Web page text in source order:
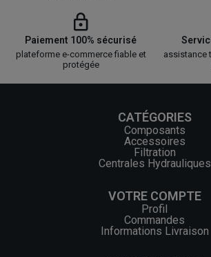
Paiement 100% sécurisé
plateforme e-commerce fiable et
protégée
assistance
CATÉGORIES
Composants
Accessoires
Filtration
Centrales Hydrauliques
VOTRE COMPTE
Profil
Commandes
Informations Livraison